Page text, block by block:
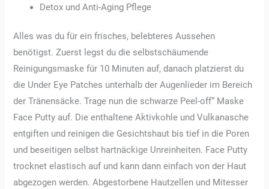
Detox und Anti-Aging Pflege
Alles was du für ein frisches, belebteres Aussehen
benötigst. Zuerst legst du die selbstschäumende
Reinigungsmaske für 10 Minuten auf, danach platzierst du
die Under Eye Patches unterhalb der Augenlieder im Bereich
der Tränensäcke. Trage nun die schwarze Peel-off“ Maske
Face Putty auf. Die enthaltene Aktivkohle und Vulkanasche
entgiften und reinigen die Gesichtshaut bis tief in die Poren
und beseitigen selbst hartnäckige Unreinheiten. Face Putty
trocknet elastisch auf und kann dann einfach von der Haut
abgezogen werden. Abgestorbene Hautzellen und Mitesser